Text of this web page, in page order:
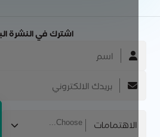
اشترك في النشرة البريدية
الاهتمامات